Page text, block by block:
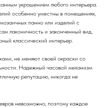
украшением любого интерьера.
особенно уместны в помещениях,
панно или изделий с
лаконичность и законченный вид,
классический интерьер.
не меняют своей окраски со
Надежный часовой механизм
репутацию, никогда не
невозможно, поэтому каждое